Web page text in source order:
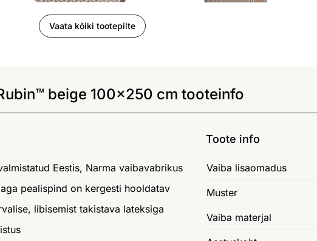
Vaata kõiki tootepilte
beige 100x250 cm tooteinfo
Eestis, Narma vaibavabrikus
pealispind on kergesti hooldatav
libisemist takistava lateksiga
Toote info
Vaiba lisaomadus
Muster
Vaiba materjal